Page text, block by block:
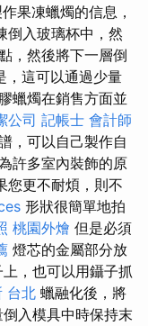
果凍蠟燭的信息，
倒入玻璃杯中，然
，然後將下一層倒
，這可以通過少量
蠟燭在銷售方面並
公司 記帳士 會計師
，可以自己製作自
許多室內裝飾的原
您更不耐煩，則不
形狀很簡單地拍
桃園外燴 但是必須
燈芯的金屬部分放
，也可以用鑷子抓
台北 蠟融化後，將
入模具中時保持末